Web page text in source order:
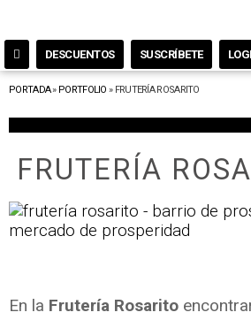
DESCUENTOS SUSCRÍBETE
PORTADA» PORTFOLIO » FRUTERÍA ROSARITO
FRUTERÍA
En la Frutería Rosarito